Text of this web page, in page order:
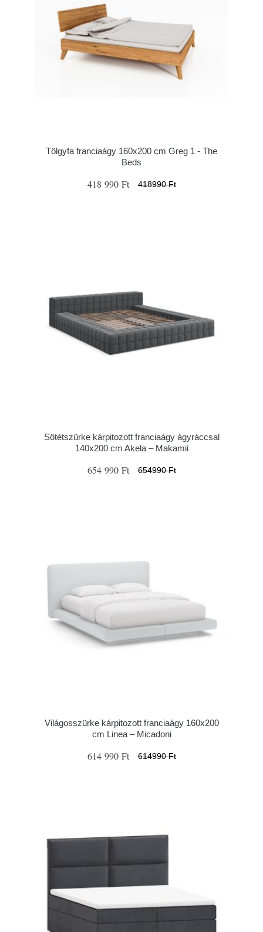
Tölgyfa franciaágy 160x200 cm Greg 1 - The
Beds
418 990 Ft 418990 Ft
Sötétszürke kárpitozott franciaágy ágyráccsal
140x200 cm Akela – Makamii
654 990 Ft 654990 Ft
Világosszürke kárpitozott franciaágy 160x200
cm Linea – Micadoni
614 990 Ft 614990 Ft